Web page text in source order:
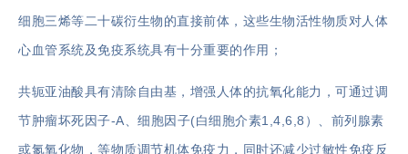
细胞三烯等二十碳衍生物的直接前体，这些生物活性物质对人体
心血管系统及免疫系统具有十分重要的作用；
共轭亚油酸具有清除自由基，增强人体的抗氧化能力，可通过调
节肿瘤坏死因子-Α、细胞因子(白细胞介素1,4,6,8）、前列腺素
或氮氧化物，等物质调节机体免疫力，同时还减少过敏性免疫反